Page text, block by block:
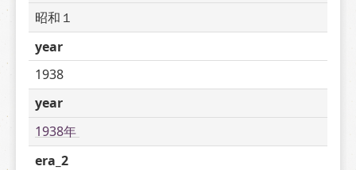
昭和１
year
1938
year
1938年
era_2